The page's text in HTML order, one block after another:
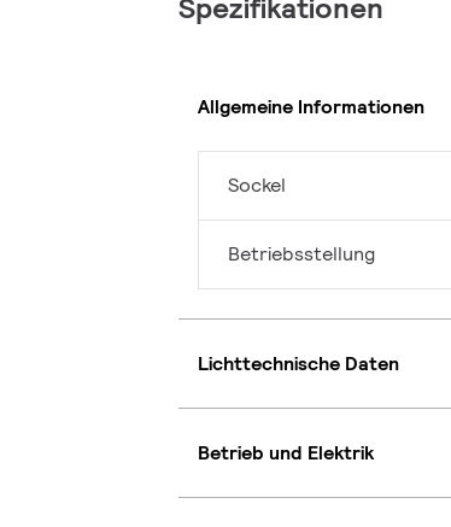
Spezifikationen
Allgemeine Informationen
Sockel
Betriebsstellung
Lichttechnische Daten
Betrieb und Elektrik